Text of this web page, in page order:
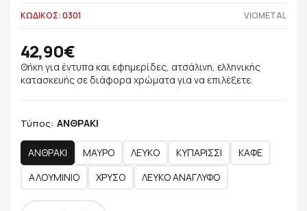
ΚΩΔΙΚΟΣ: 0301 VIOMETAL
42,90€
Θήκη για έντυπα και εφημερίδες, ατσάλινη, ελληνικής
κατασκευής σε διάφορα χρώματα για να επιλέξετε.
Τύπος: ΑΝΘΡΑΚΙ
ΑΝΘΡΑΚΙ ΜΑΥΡΟ ΛΕΥΚΟ ΚΥΠΑΡΙΣΣΙ
ΚΑΦΕ
ΑΛΟΥΜΙΝΙΟ
ΧΡΥΣΟ ΛΕΥΚΟ ΑΝΑΓΛΥΦΟ